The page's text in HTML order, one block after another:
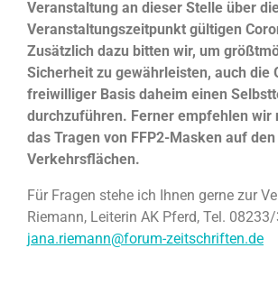
Veranstaltung an dieser Stelle über
Veranstaltungszeitpunkt gültigen
Zusätzlich dazu bitten wir, um
Sicherheit zu gewährleisten, auch die
freiwilliger Basis daheim einen
durchzuführen. Ferner empfehlen wir
das Tragen von FFP2-Masken auf den
Verkehrsflächen.
Für Fragen stehe ich Ihnen gerne zur
Riemann, Leiterin AK Pferd, Tel.
jana.riemann@forum-zeitschriften.de